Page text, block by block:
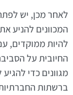
לאחר מכן, יש
המכוונים להניע
להיות ממוקדים,
החיובית על
מגוונים כדי
ברשתות